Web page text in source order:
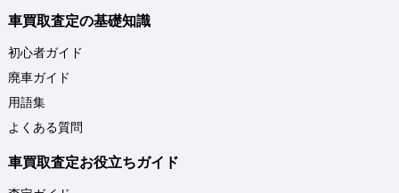
車買取査定の基礎知識
初心者ガイド
廃車ガイド
用語集
よくある質問
車買取査定お役立ちガイド